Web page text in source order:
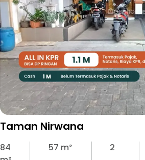
Taman Nirwana
84
57 m² 2